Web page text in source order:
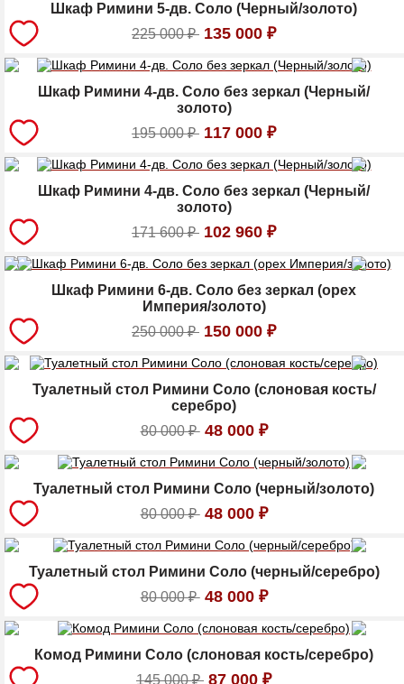
Шкаф Римини 5-дв. Соло (Черный/золото)
225 000₽ 135 000 ₽
Шкаф Римини 4-дв. Соло без зеркал (Черный/
золото)
195 000₽ 117 000 ₽
Шкаф Римини 4-дв. Соло без зеркал (Черный/
золото)
171 600₽ 102 960 ₽
Шкаф Римини 6-дв. Соло без зеркал (орех
Империя/золото)
250 000₽ 150 000 ₽
Туалетный стол Римини Соло (слоновая кость/
серебро)
80 000₽ 48 000 ₽
Туалетный стол Римини Соло (черный/золото)
80 000₽ 48 000 ₽
Туалетный стол Римини Соло (черный/серебро)
80 000₽ 48 000 ₽
Комод Римини Соло (слоновая кость/серебро)
145 000₽ 87 000 ₽